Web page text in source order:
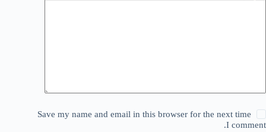
Save my name and email in this browser for the next time
I comment.